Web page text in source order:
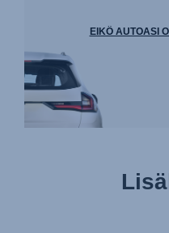
EIKÖ AUTOASI